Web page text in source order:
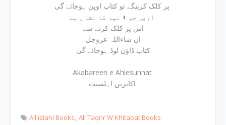
اس پر کلک کرنے سے
ان شاءاللہ عزوجل
کتاب ڈاؤن لوڈ ہوجائے گی
Akabareen e Ahlesunnat
All islahi Books All Taqrir W Khitabat Books